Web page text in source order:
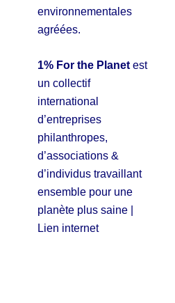
environnementales
agréées.
1% For the Planetest
un collectif
international
d’entreprises
philanthropes,
d’associations &
d’individus travaillant
ensemble pour une
planète plus saine |
Lien internet